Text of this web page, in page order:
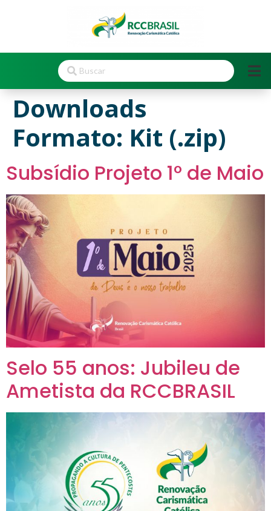
Downloads
Formato: Kit (.zip)
Subsídio Projeto 1º de Maio
Selo 55 anos: Jubileu de
Ametista da RCCBRASIL